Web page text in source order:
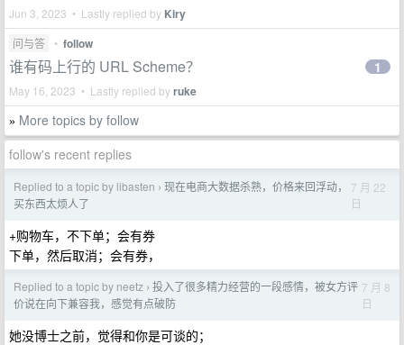
Jun 3, 2023 • Lastly replied by Kiry
问与答 • follow
谁有码上行的 URL Scheme？
May 16, 2023 • Lastly replied byruke
1
» More topics by follow
follow's recent replies
Replied to a topic by libasten › 现在电商大数据杀熟，价格来回浮动，
买东西太烦人了
7 月 22
日
+购物车，不下单；会有券
下单，然后取消；会有券，
Replied to a topic by neetz › 投入了很多精力经营的一段感情，被女方评
价说在向下兼容我，感觉有点破防
7 月 8
日
她没博士之前，觉得和你是可谈的；